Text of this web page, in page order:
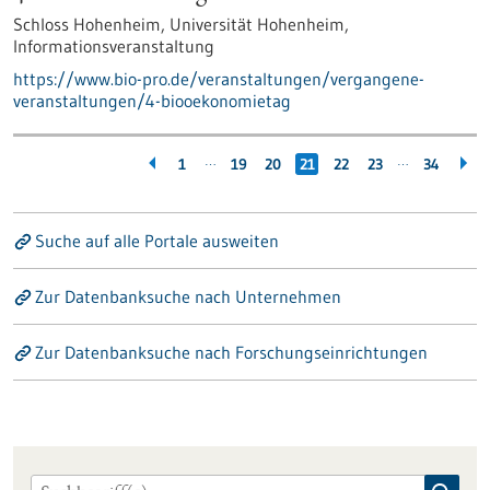
Schloss Hohenheim, Universität Hohenheim,
Informationsveranstaltung
https://www.bio-pro.de/veranstaltungen/vergangene-
veranstaltungen/4-biooekonomietag
1 … 19 20 21 22 23 … 34
Suche auf alle Portale ausweiten
Zur Datenbanksuche nach Unternehmen
Zur Datenbanksuche nach Forschungseinrichtungen